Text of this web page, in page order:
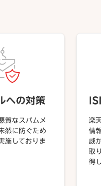
への対策
質なスパムメ
然に防ぐため
施しておりま
楽
情
威
取
得